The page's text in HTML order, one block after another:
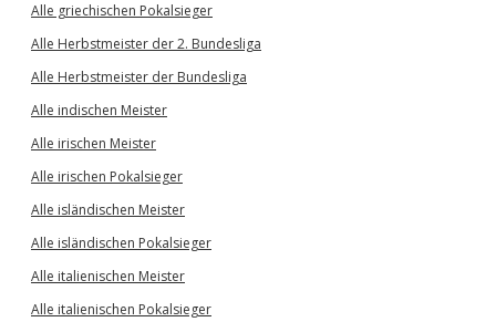
Alle griechischen Pokalsieger
Alle Herbstmeister der 2. Bundesliga
Alle Herbstmeister der Bundesliga
Alle indischen Meister
Alle irischen Meister
Alle irischen Pokalsieger
Alle isländischen Meister
Alle isländischen Pokalsieger
Alle italienischen Meister
Alle italienischen Pokalsieger